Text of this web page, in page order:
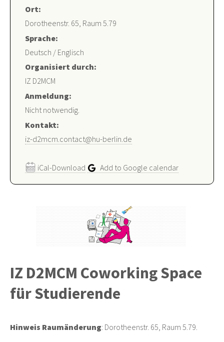
Ort:
Dorotheenstr. 65, Raum 5.79
Sprache:
Deutsch / Englisch
Organisiert durch:
IZ D2MCM
Anmeldung:
Nicht notwendig.
Kontakt:
iz-d2mcm.contact@hu-berlin.de
iCal-Download Add to Google calendar
IZ D2MCM Coworking Space
für Studierende
Hinweis Raumänderung: Dorotheenstr. 65, Raum 5.79.